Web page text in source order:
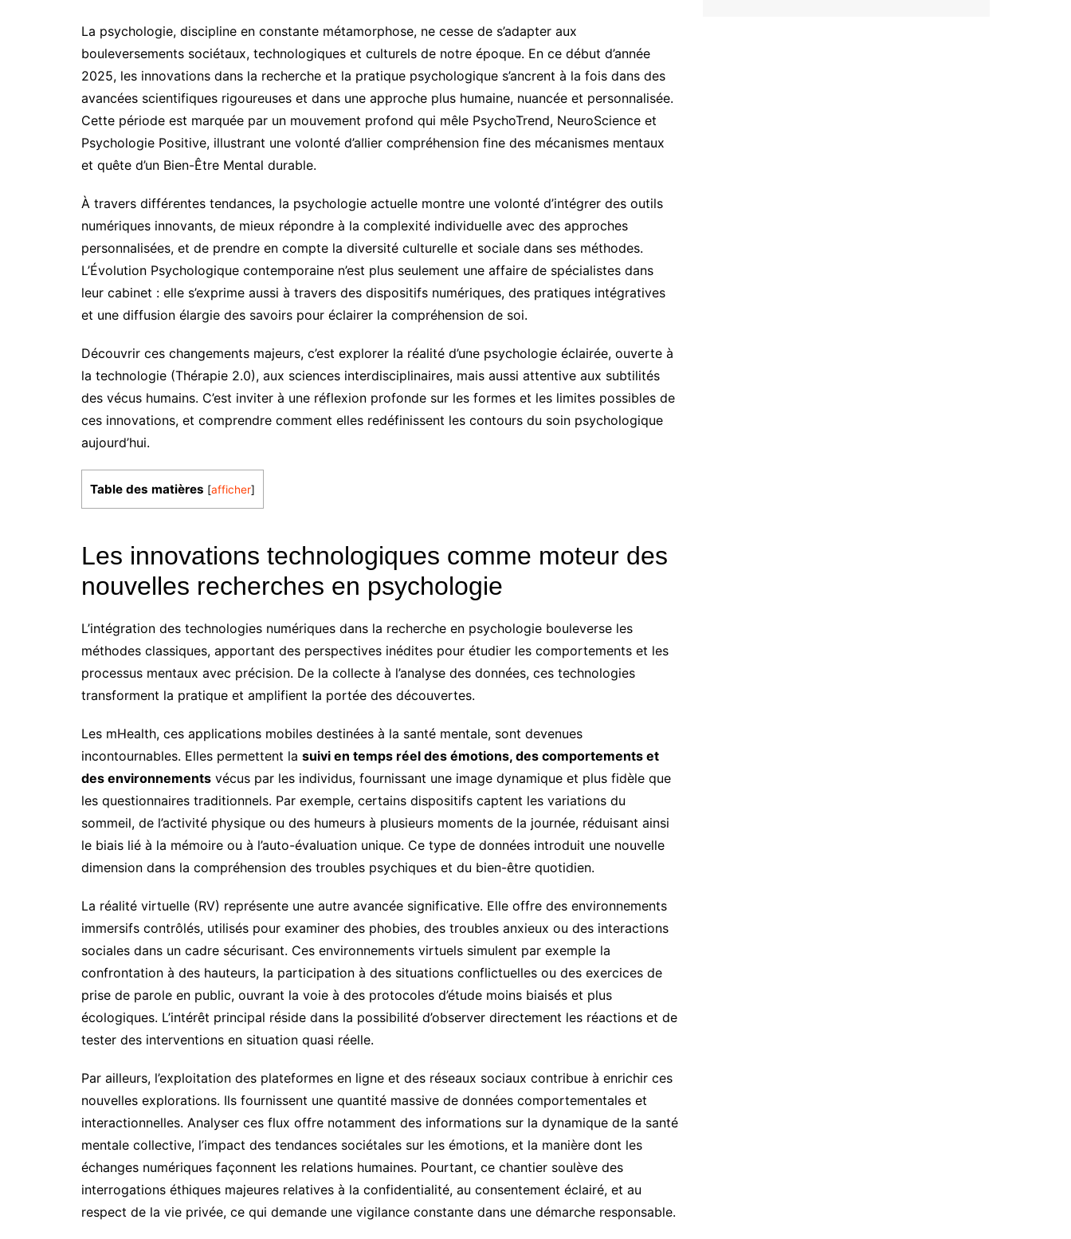
La psychologie, discipline en constante métamorphose, ne cesse de s’adapter aux
bouleversements sociétaux, technologiques et culturels de notre époque. En ce début d’année
2025, les innovations dans la recherche et la pratique psychologique s’ancrent à la fois dans des
avancées scientifiques rigoureuses et dans une approche plus humaine, nuancée et personnalisée.
Cette période est marquée par un mouvement profond qui mêle PsychoTrend, NeuroScience et
Psychologie Positive, illustrant une volonté d’allier compréhension fine des mécanismes mentaux
et quête d’un Bien-Être Mental durable.
À travers différentes tendances, la psychologie actuelle montre une volonté d’intégrer des outils
numériques innovants, de mieux répondre à la complexité individuelle avec des approches
personnalisées, et de prendre en compte la diversité culturelle et sociale dans ses méthodes.
L’Évolution Psychologique contemporaine n’est plus seulement une affaire de spécialistes dans
leur cabinet : elle s’exprime aussi à travers des dispositifs numériques, des pratiques intégratives
et une diffusion élargie des savoirs pour éclairer la compréhension de soi.
Découvrir ces changements majeurs, c’est explorer la réalité d’une psychologie éclairée, ouverte à
la technologie (Thérapie 2.0), aux sciences interdisciplinaires, mais aussi attentive aux subtilités
des vécus humains. C’est inviter à une réflexion profonde sur les formes et les limites possibles de
ces innovations, et comprendre comment elles redéfinissent les contours du soin psychologique
aujourd’hui.
Table des matières [afficher]
Les innovations technologiques comme moteur des
nouvelles recherches en psychologie
L’intégration des technologies numériques dans la recherche en psychologie bouleverse les
méthodes classiques, apportant des perspectives inédites pour étudier les comportements et les
processus mentaux avec précision. De la collecte à l’analyse des données, ces technologies
transforment la pratique et amplifient la portée des découvertes.
Les mHealth, ces applications mobiles destinées à la santé mentale, sont devenues
incontournables. Elles permettent la suivi en temps réel des émotions, des comportements et
des environnements vécus par les individus, fournissant une image dynamique et plus fidèle que
les questionnaires traditionnels. Par exemple, certains dispositifs captent les variations du
sommeil, de l’activité physique ou des humeurs à plusieurs moments de la journée, réduisant ainsi
le biais lié à la mémoire ou à l’auto-évaluation unique. Ce type de données introduit une nouvelle
dimension dans la compréhension des troubles psychiques et du bien-être quotidien.
La réalité virtuelle (RV) représente une autre avancée significative. Elle offre des environnements
immersifs contrôlés, utilisés pour examiner des phobies, des troubles anxieux ou des interactions
sociales dans un cadre sécurisant. Ces environnements virtuels simulent par exemple la
confrontation à des hauteurs, la participation à des situations conflictuelles ou des exercices de
prise de parole en public, ouvrant la voie à des protocoles d’étude moins biaisés et plus
écologiques. L’intérêt principal réside dans la possibilité d’observer directement les réactions et de
tester des interventions en situation quasi réelle.
Par ailleurs, l’exploitation des plateformes en ligne et des réseaux sociaux contribue à enrichir ces
nouvelles explorations. Ils fournissent une quantité massive de données comportementales et
interactionnelles. Analyser ces flux offre notamment des informations sur la dynamique de la santé
mentale collective, l’impact des tendances sociétales sur les émotions, et la manière dont les
échanges numériques façonnent les relations humaines. Pourtant, ce chantier soulève des
interrogations éthiques majeures relatives à la confidentialité, au consentement éclairé, et au
respect de la vie privée, ce qui demande une vigilance constante dans une démarche responsable.